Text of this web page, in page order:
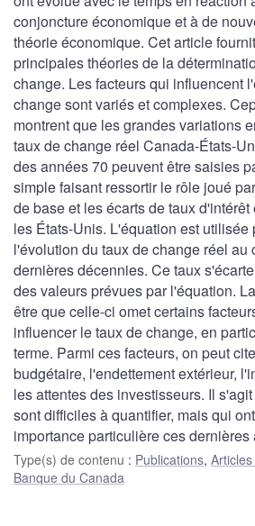
conjoncture économique et à de
théorie économique. Cet article
principales théories de la
change. Les facteurs qui influencent
change sont variés et complexes.
montrent que les grandes variations
taux de change réel Canada-États-
des années 70 peuvent être saisies
simple faisant ressortir le rôle joué
de base et les écarts de taux
les États-Unis. L'équation est utilisée
l'évolution du taux de change réel au
dernières décennies. Ce taux
des valeurs prévues par l'équation.
être que celle-ci omet certains
influencer le taux de change, en
terme. Parmi ces facteurs, on peut
budgétaire, l'endettement extérieur,
les attentes des investisseurs. Il
sont difficiles à quantifier, mais qui
importance particulière ces dernières
Type(s) de contenu : Publications,
Banque du Canada